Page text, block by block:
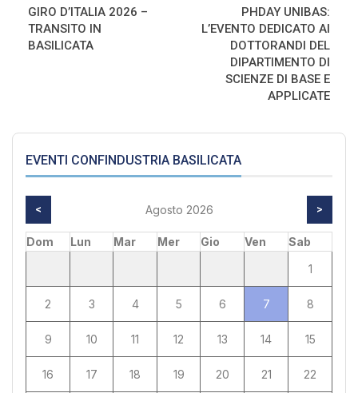
GIRO D’ITALIA 2026 –
TRANSITO IN
BASILICATA
PHDAY UNIBAS:
L’EVENTO DEDICATO AI
DOTTORANDI DEL
DIPARTIMENTO DI
SCIENZE DI BASE E
APPLICATE
EVENTI CONFINDUSTRIA BASILICATA
< Agosto 2026 >
Dom Lun Mar Mer Gio Ven
Sab
1
2 3 4 5 6 7 8
9 10 11 12 13 14 15
16 17 18 19 20 21 22